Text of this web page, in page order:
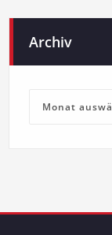
Archiv